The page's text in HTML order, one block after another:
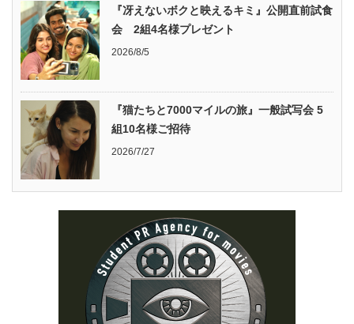
『冴えないボクと映えるキミ』公開直前試食
会 2組4名様プレゼント
2026/8/5
『猫たちと7000マイルの旅』一般試写会 5
組10名様ご招待
2026/7/27